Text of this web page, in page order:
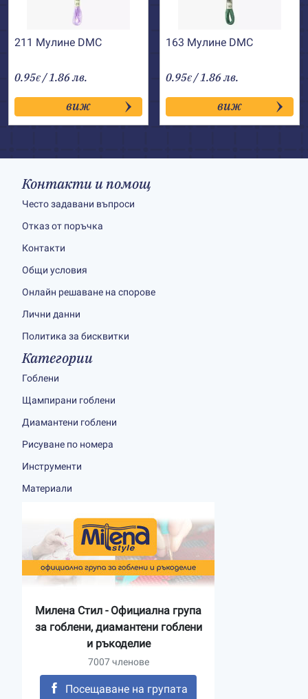
211 Мулине DMC
0.95€ / 1.86 лв.
виж
163 Мулине DMC
0.95€ / 1.86 лв.
виж
Контакти и помощ
Често задавани въпроси
Отказ от поръчка
Контакти
Общи условия
Онлайн решаване на спорове
Лични данни
Политика за бисквитки
Категории
Гоблени
Щампирани гоблени
Диамантени гоблени
Рисуване по номера
Инструменти
Материали
Милена Стил - Официална група
за гоблени, диамантени гоблени
и ръкоделие
7007 членове
Посещаване на групата